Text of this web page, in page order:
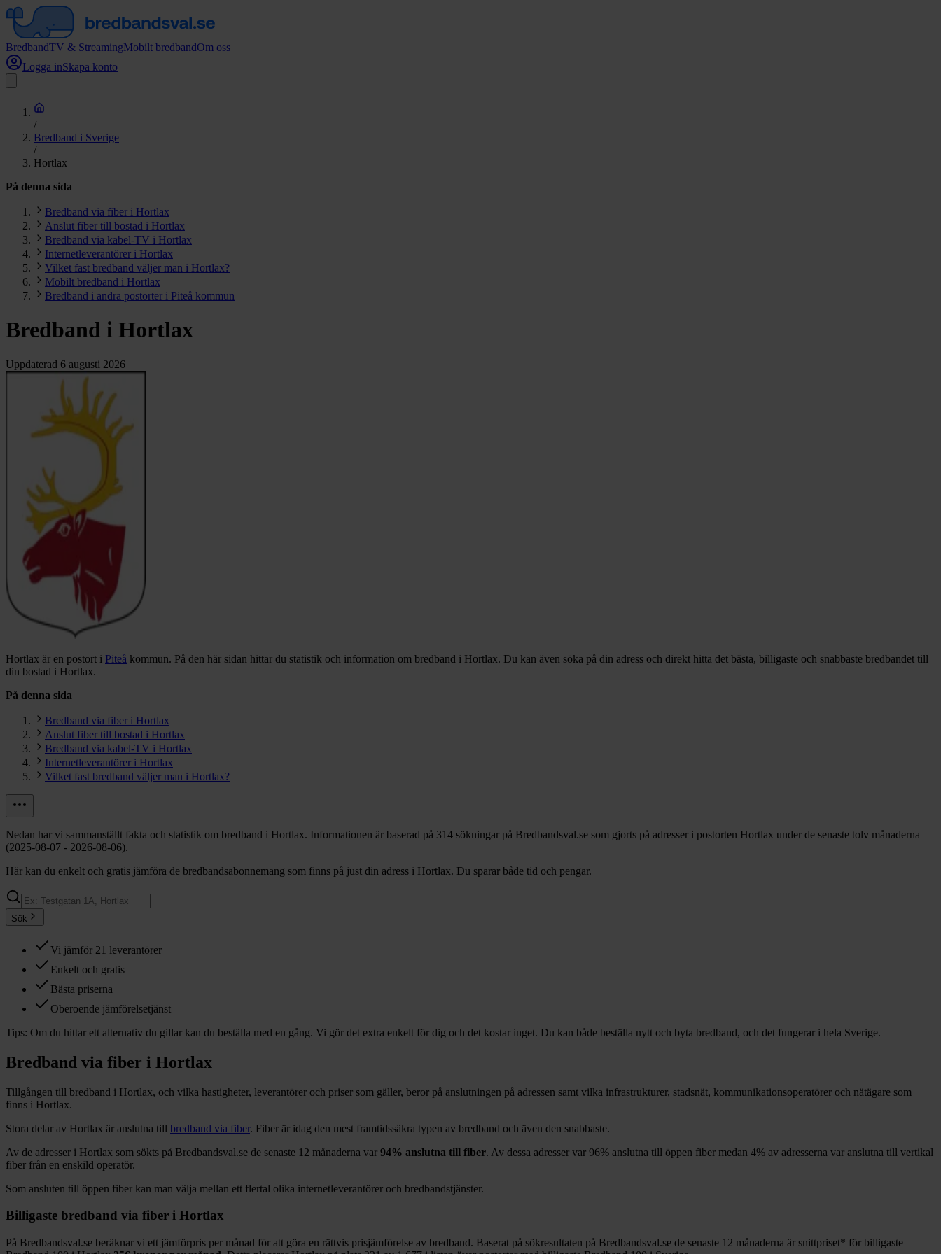
BredbandTV & StreamingMobilt bredbandOm oss
Logga inSkapa konto
/
Bredband i Sverige
/
Hortlax
På denna sida
Bredband via fiber i Hortlax
Anslut fiber till bostad i Hortlax
Bredband via kabel-TV i Hortlax
Internetleverantörer i Hortlax
Vilket fast bredband väljer man i Hortlax?
Mobilt bredband i Hortlax
Bredband i andra postorter i Piteå kommun
Bredband i Hortlax
Uppdaterad 6 augusti 2026
Hortlax är en postort i Piteå kommun. På den här sidan hittar du statistik och information om bredband i Hortlax. Du kan även söka på din adress och direkt hitta det bästa, billigaste och snabbaste bredbandet till
din bostad i Hortlax.
På denna sida
Bredband via fiber i Hortlax
Anslut fiber till bostad i Hortlax
Bredband via kabel-TV i Hortlax
Internetleverantörer i Hortlax
Vilket fast bredband väljer man i Hortlax?
Nedan har vi sammanställt fakta och statistik om bredband i Hortlax. Informationen är baserad på 314 sökningar på Bredbandsval.se som gjorts på adresser i postorten Hortlax under de senaste tolv månaderna
(2025-08-07 - 2026-08-06).
Här kan du enkelt och gratis jämföra de bredbandsabonnemang som finns på just din adress i Hortlax. Du sparar både tid och pengar.
Sök
Vi jämför 21 leverantörer
Enkelt och gratis
Bästa priserna
Oberoende jämförelsetjänst
Tips: Om du hittar ett alternativ du gillar kan du beställa med en gång. Vi gör det extra enkelt för dig och det kostar inget. Du kan både beställa nytt och byta bredband, och det fungerar i hela Sverige.
Bredband via fiber i Hortlax
Tillgången till bredband i Hortlax, och vilka hastigheter, leverantörer och priser som gäller, beror på anslutningen på adressen samt vilka infrastrukturer, stadsnät, kommunikationsoperatörer och nätägare som
finns i Hortlax.
Stora delar av Hortlax är anslutna till bredband via fiber. Fiber är idag den mest framtidssäkra typen av bredband och även den snabbaste.
Av de adresser i Hortlax som sökts på Bredbandsval.se de senaste 12 månaderna var 94% anslutna till fiber. Av dessa adresser var 96% anslutna till öppen fiber medan 4% av adresserna var anslutna till vertikal
fiber från en enskild operatör.
Som ansluten till öppen fiber kan man välja mellan ett flertal olika internetleverantörer och bredbandstjänster.
Billigaste bredband via fiber i Hortlax
På Bredbandsval.se beräknar vi ett jämförpris per månad för att göra en rättvis prisjämförelse av bredband. Baserat på sökresultaten på Bredbandsval.se de senaste 12 månaderna är snittpriset* för billigaste